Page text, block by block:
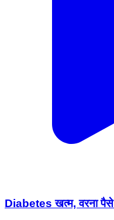
Diabetes खत्म, वरना पैसे